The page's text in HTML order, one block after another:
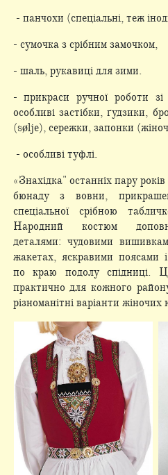
- панчохи (спеціальні, теж
- сумочка з срібним замочком,
- шаль, рукавиці для зими.
- прикраси ручної роботи зі
особливі застібки, ґудзики,
(sølje), сережки, запонки
- особливі туфлі.
«Знахідка" останніх пару
бюнаду з вовни,
спеціальної срібною
Народний костюм
деталями: чудовими
жакетах, яскравими поясами
по краю подолу спідниці.
практично для кожного
різноманітні варіанти жіночих